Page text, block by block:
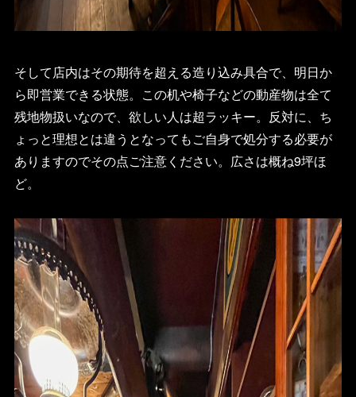
そして店内はその期待を超える造り込み具合で、明日か
ら即営業できる状態。この机や椅子などの動産物は全て
残地物扱いなので、欲しい人は超ラッキー。反対に、ち
ょっと理想とは違うとなってもご自身で処分する必要が
ありますのでその点ご注意ください。広さは概ね9坪ほ
ど。